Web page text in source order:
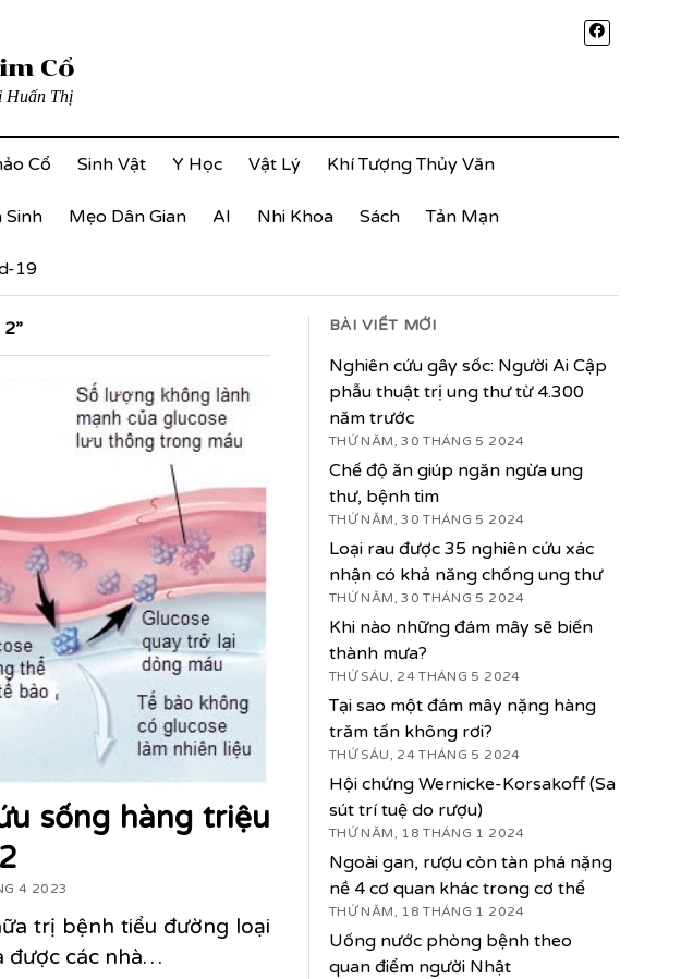
Cổ
Huấn Thị
Cổ Sinh Vật Y Học Vật Lý Khí Tượng Thủy Văn
Sinh Mẹo Dân Gian AI Nhi Khoa Sách Tản Mạn
19
sống hàng triệu
4 2023
trị bệnh tiểu đường loại
được các nhà…
BÀI VIẾT MỚI
Nghiên cứu gây sốc: Người Ai Cập
phẫu thuật trị ung thư từ 4.300
năm trước
THỨ NĂM, 30 THÁNG 5 2024
Chế độ ăn giúp ngăn ngừa ung
thư, bệnh tim
THỨ NĂM, 30 THÁNG 5 2024
Loại rau được 35 nghiên cứu xác
nhận có khả năng chống ung thư
THỨ NĂM, 30 THÁNG 5 2024
Khi nào những đám mây sẽ biến
thành mưa?
THỨ SÁU, 24 THÁNG 5 2024
Tại sao một đám mây nặng hàng
trăm tấn không rơi?
THỨ SÁU, 24 THÁNG 5 2024
Hội chứng Wernicke-Korsakoff (Sa
sút trí tuệ do rượu)
THỨ NĂM, 18 THÁNG 1 2024
Ngoài gan, rượu còn tàn phá nặng
nề 4 cơ quan khác trong cơ thể
THỨ NĂM, 18 THÁNG 1 2024
Uống nước phòng bệnh theo
quan điểm người Nhật